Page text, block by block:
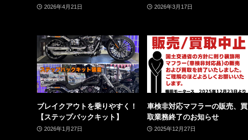
2026年4月21日 2026年3月17日
ブレイクアウトを乗りやすく！
【ステップバックキット】
2026年1月27日
車検非対応マフラーの販売、買
取業務終了のお知らせ
2025年12月27日